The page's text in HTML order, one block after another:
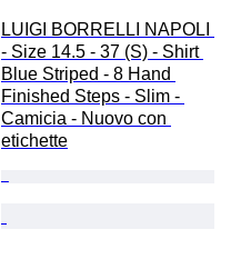
LUIGI BORRELLI NAPOLI
- Size 14.5 - 37 (S) - Shirt
Blue Striped - 8 Hand
Finished Steps - Slim -
Camicia - Nuovo con
etichette